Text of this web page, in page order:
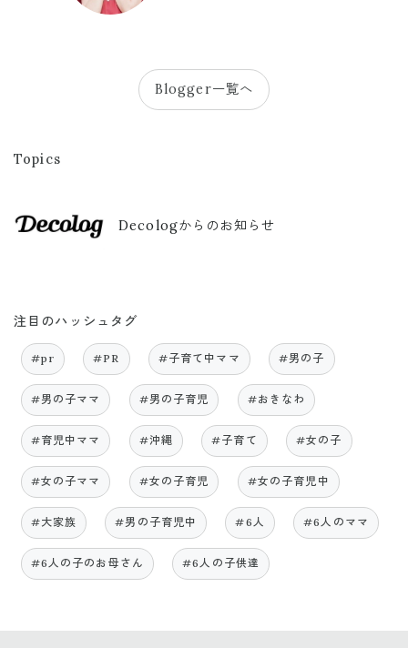
Blogger一覧へ
Topics
Decologからのお知らせ
注目のハッシュタグ
#pr #PR #子育て中ママ #男の子
#男の子ママ #男の子育児 #おきなわ
#育児中ママ #沖縄 #子育て #女の子
#女の子ママ #女の子育児 #女の子育児中
#大家族 #男の子育児中 #6人 #6人のママ
#6人の子のお母さん #6人の子供達